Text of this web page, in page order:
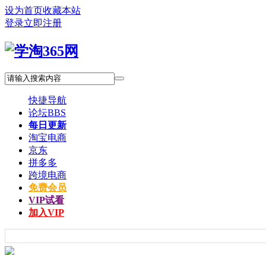
设为首页收藏本站
登录立即注册
快捷导航
论坛BBS
每日更新
淘宝电商
京东
拼多多
跨境电商
免费会员
VIP试看
加入VIP